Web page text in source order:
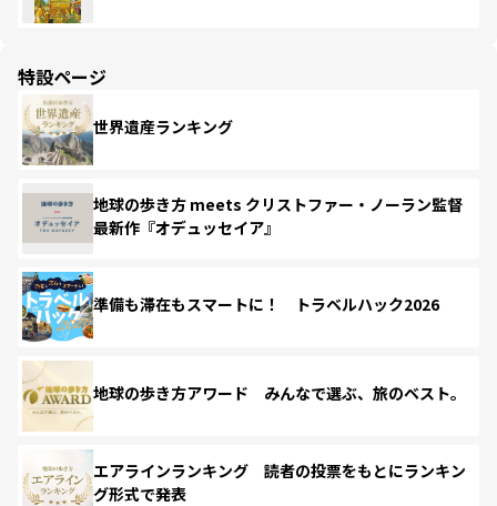
特設ページ
世界遺産ランキング
地球の歩き方 meets クリストファー・ノーラン監督
最新作『オデュッセイア』
準備も滞在もスマートに！ トラベルハック2026
地球の歩き方アワード みんなで選ぶ、旅のベスト。
エアラインランキング 読者の投票をもとにランキン
グ形式で発表